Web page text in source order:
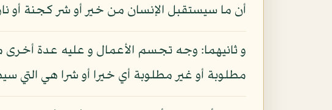
أن ما سيستقبل الإنسان من خير أو شر كجنة أو
و ثانيهما: وجه تجسم الأعمال و عليه عدة أخرى
مطلوبة أو غير مطلوبة أي خيرا أو شرا هي